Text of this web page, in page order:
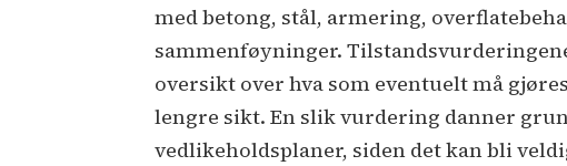
med betong, stål, armering,
sammenføyninger.
oversikt over hva som eventuelt må
lengre sikt. En slik vurdering danner
vedlikeholdsplaner, siden det kan bli